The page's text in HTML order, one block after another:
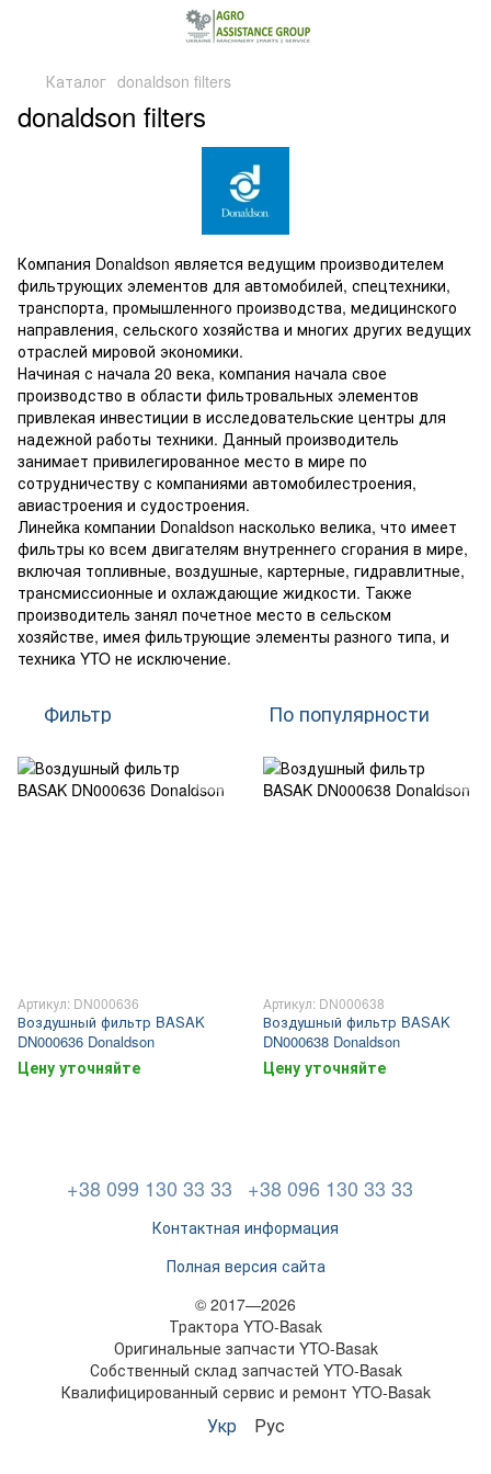
Каталог donaldson filters
donaldson filters
Компания Donaldson является ведущим производителем
фильтрующих элементов для автомобилей, спецтехники,
транспорта, промышленного производства, медицинского
направления, сельского хозяйства и многих других ведущих
отраслей мировой экономики.
Начиная с начала 20 века, компания начала свое
производство в области фильтровальных элементов
привлекая инвестиции в исследовательские центры для
надежной работы техники. Данный производитель
занимает привилегированное место в мире по
сотрудничеству с компаниями автомобилестроения,
авиастроения и судостроения.
Линейка компании Donaldson насколько велика, что имеет
фильтры ко всем двигателям внутреннего сгорания в мире,
включая топливные, воздушные, картерные, гидравлитные,
трансмиссионные и охлаждающие жидкости. Также
производитель занял почетное место в сельском
хозяйстве, имея фильтрующие элементы разного типа, и
техника YTO не исключение.
Фильтр По популярности
Артикул: DN000636
Воздушный фильтр BASAK
DN000636 Donaldson
Цену уточняйте
Артикул: DN000638
Воздушный фильтр BASAK
DN000638 Donaldson
Цену уточняйте
+38 099 130 33 33 +38 096 130 33 33
Контактная информация
Полная версия сайта
© 2017—2026
Трактора YTO-Basak
Оригинальные запчасти YTO-Basak
Собственный склад запчастей YTO-Basak
Квалифицированный сервис и ремонт YTO-Basak
Укр Рус